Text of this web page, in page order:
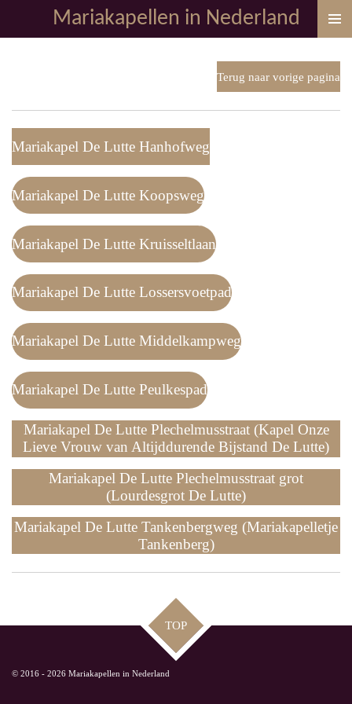
direct
Mariakapellen in Nederland
Terug naar vorige pagina
Mariakapel De Lutte Hanhofweg
Mariakapel De Lutte Koopsweg
Mariakapel De Lutte Kruisseltlaan
Mariakapel De Lutte Lossersvoetpad
Mariakapel De Lutte Middelkampweg
Mariakapel De Lutte Peulkespad
Mariakapel De Lutte Plechelmusstraat (Kapel Onze
Lieve Vrouw van Altijddurende Bijstand De Lutte)
Mariakapel De Lutte Plechelmusstraat grot
(Lourdesgrot De Lutte)
Mariakapel De Lutte Tankenbergweg (Mariakapelletje
Tankenberg)
TOP
© 2016 - 2026 Mariakapellen in Nederland